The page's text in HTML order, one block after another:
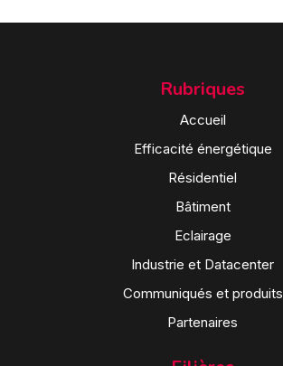
Rubriques
Accueil
Efficacité énergétique
Résidentiel
Bâtiment
Eclairage
Industrie et Datacenter
Communiqués et produits
Partenaires